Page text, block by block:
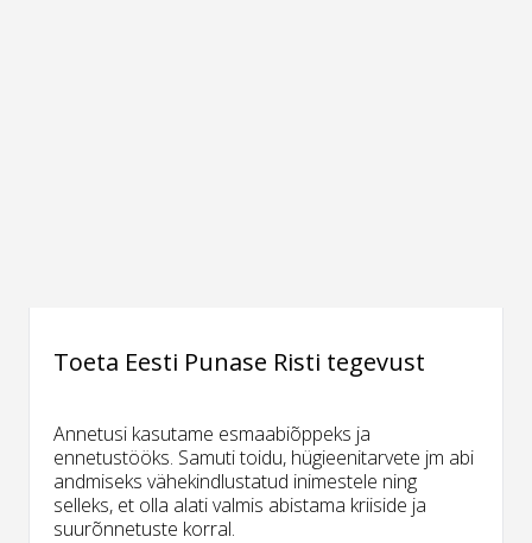
Toeta Eesti Punase Risti tegevust
Annetusi kasutame esmaabiõppeks ja
ennetustööks. Samuti toidu, hügieenitarvete jm abi
andmiseks vähekindlustatud inimestele ning
selleks, et olla alati valmis abistama kriiside ja
suurõnnetuste korral.